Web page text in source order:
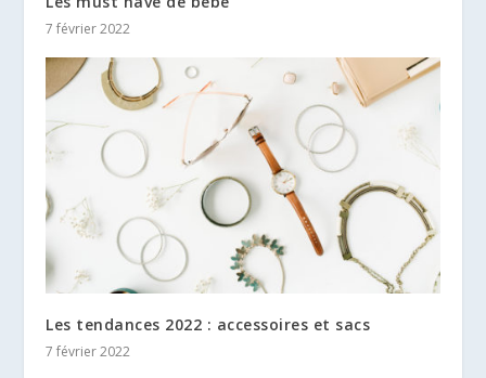
7 février 2022
Les tendances 2022 : accessoires et sacs
7 février 2022